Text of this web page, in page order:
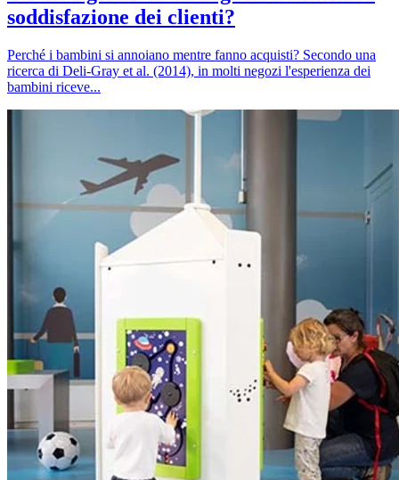
soddisfazione dei clienti?
Perché i bambini si annoiano mentre fanno acquisti? Secondo una
ricerca di Deli-Gray et al. (2014), in molti negozi l'esperienza dei
bambini riceve...